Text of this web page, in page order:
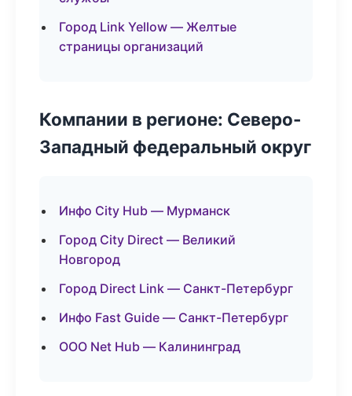
Город Link Yellow — Желтые
страницы организаций
Компании в регионе: Северо-
Западный федеральный округ
Инфо City Hub — Мурманск
Город City Direct — Великий
Новгород
Город Direct Link — Санкт-Петербург
Инфо Fast Guide — Санкт-Петербург
ООО Net Hub — Калининград